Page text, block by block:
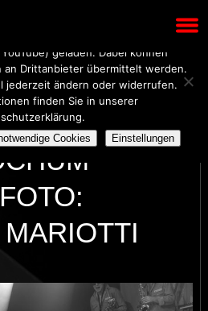
ONIONS @
Cookies, um den Betrieb
Mit Ihrer Einwilligung werden
geladen. Dabei können
an Drittanbieter übermittelt werden.
jederzeit ändern oder widerrufen.
finden Sie in unserer
Cookies Einstellungen